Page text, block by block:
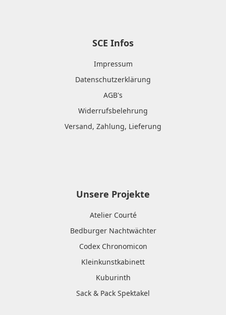
SCE Infos
Impressum
Datenschutzerklärung
AGB's
Widerrufsbelehrung
Versand, Zahlung, Lieferung
Unsere Projekte
Atelier Courté
Bedburger Nachtwächter
Codex Chronomicon
Kleinkunstkabinett
Kuburinth
Sack & Pack Spektakel